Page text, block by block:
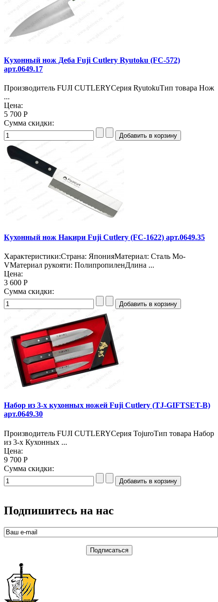
Кухонный нож Деба Fuji Cutlery Ryutoku (FC-572)
арт.0649.17
Производитель FUJI CUTLERYСерия RyutokuТип товара Нож
...
Цена:
5 700 Р
Сумма скидки:
Кухонный нож Накири Fuji Cutlery (FC-1622) арт.0649.35
Характеристики:Страна: ЯпонияМатериал: Сталь Mo-
VМатериал рукояти: ПолипропиленДлина ...
Цена:
3 600 Р
Сумма скидки:
Набор из 3-х кухонных ножей Fuji Cutlery (TJ-GIFTSET-B)
арт.0649.30
Производитель FUJI CUTLERYСерия TojuroТип товара Набор
из 3-х Кухонных ...
Цена:
9 700 Р
Сумма скидки:
Подпишитесь на нас